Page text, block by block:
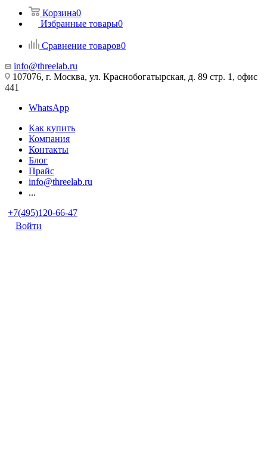
Корзина0
Избранные товары0
Сравнение товаров0
info@threelab.ru
107076, г. Москва, ул. Краснобогатырская, д. 89 стр. 1, офис
441
WhatsApp
Как купить
Компания
Контакты
Блог
Прайс
info@threelab.ru
...
+7(495)120-66-47
Войти